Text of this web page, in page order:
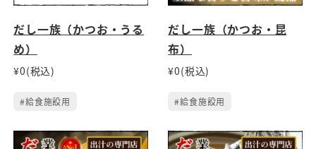
だし一族（かつお・うる
め）
¥0(税込)
#給食施設用
だし一族（かつお・昆
布）
¥0(税込)
#給食施設用